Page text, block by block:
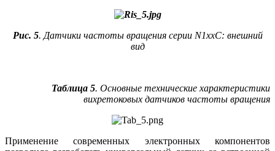
Рис. 5. Датчики частоты вращения серии N1xxC: внешний
вид
Таблица 5. Основные технические характеристики
вихретоковых датчиков частоты вращения
Применение современных электронных компонентов